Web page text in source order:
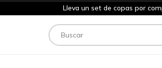
Lleva un set de copas por
Buscar